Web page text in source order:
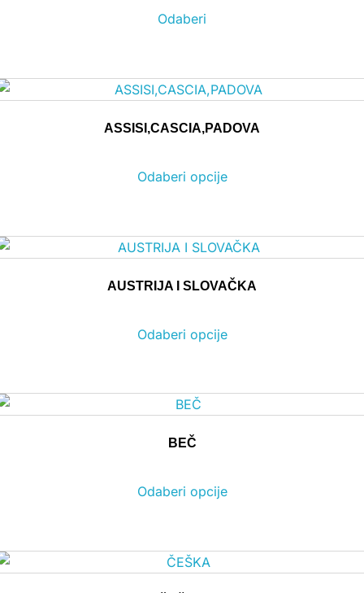
Odaberi
ASSISI,CASCIA,PADOVA
Odaberi opcije
AUSTRIJA I SLOVAČKA
Odaberi opcije
BEČ
Odaberi opcije